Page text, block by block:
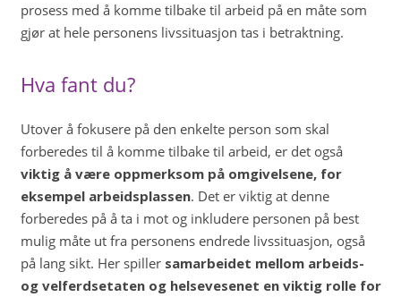
prosess med å komme tilbake til arbeid på en måte som
gjør at hele personens livssituasjon tas i betraktning.
Hva fant du?
Utover å fokusere på den enkelte person som skal
forberedes til å komme tilbake til arbeid, er det også
viktig å være oppmerksom på omgivelsene, for
eksempel arbeidsplassen. Det er viktig at denne
forberedes på å ta i mot og inkludere personen på best
mulig måte ut fra personens endrede livssituasjon, også
på lang sikt. Her spillersamarbeidet mellom arbeids-
og velferdsetaten og helsevesenet en viktig rolle for